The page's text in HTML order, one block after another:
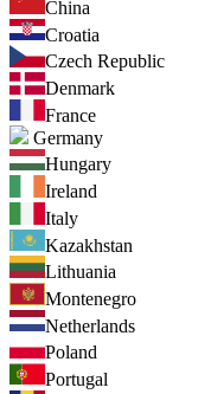
China
Croatia
Czech Republic
Denmark
France
Germany
Hungary
Ireland
Italy
Kazakhstan
Lithuania
Montenegro
Netherlands
Poland
Portugal